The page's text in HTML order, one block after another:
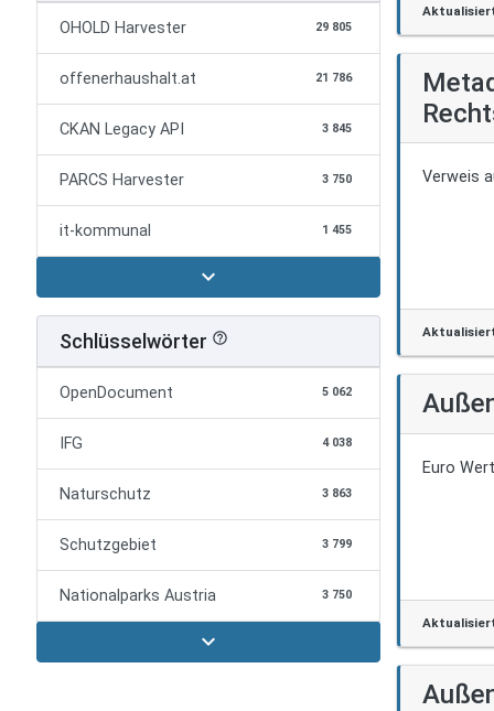
OHOLD Harvester 29 805
offenerhaushalt.at 21 786
CKAN Legacy API 3 845
PARCS Harvester 3 750
it-kommunal 1 455
expand_more
Schlüsselwörter help_outline
OpenDocument 5 062
IFG 4 038
Naturschutz 3 863
Schutzgebiet 3 799
Nationalparks Austria 3 750
expand_more
Verweis
Euro